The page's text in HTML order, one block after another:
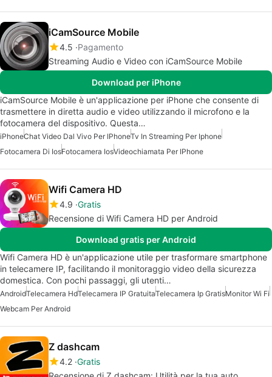
iCamSource Mobile
4.5 Pagamento
Streaming Audio e Video con iCamSource Mobile
Download per iPhone
iCamSource Mobile è un'applicazione per iPhone che consente di
trasmettere in diretta audio e video utilizzando il microfono e la
fotocamera del dispositivo. Questa…
iPhoneChat Video Dal Vivo Per IPhoneTv In Streaming Per Iphone
Fotocamera Di IosFotocamera IosVideochiamata Per IPhone
Wifi Camera HD
4.9 Gratis
Recensione di Wifi Camera HD per Android
Download gratis per Android
Wifi Camera HD è un'applicazione utile per trasformare smartphone
in telecamere IP, facilitando il monitoraggio video della sicurezza
domestica. Con pochi passaggi, gli utenti…
AndroidTelecamera HdTelecamera IP GratuitaTelecamera Ip GratisMonitor Wi Fi
Webcam Per Android
Z dashcam
4.2 Gratis